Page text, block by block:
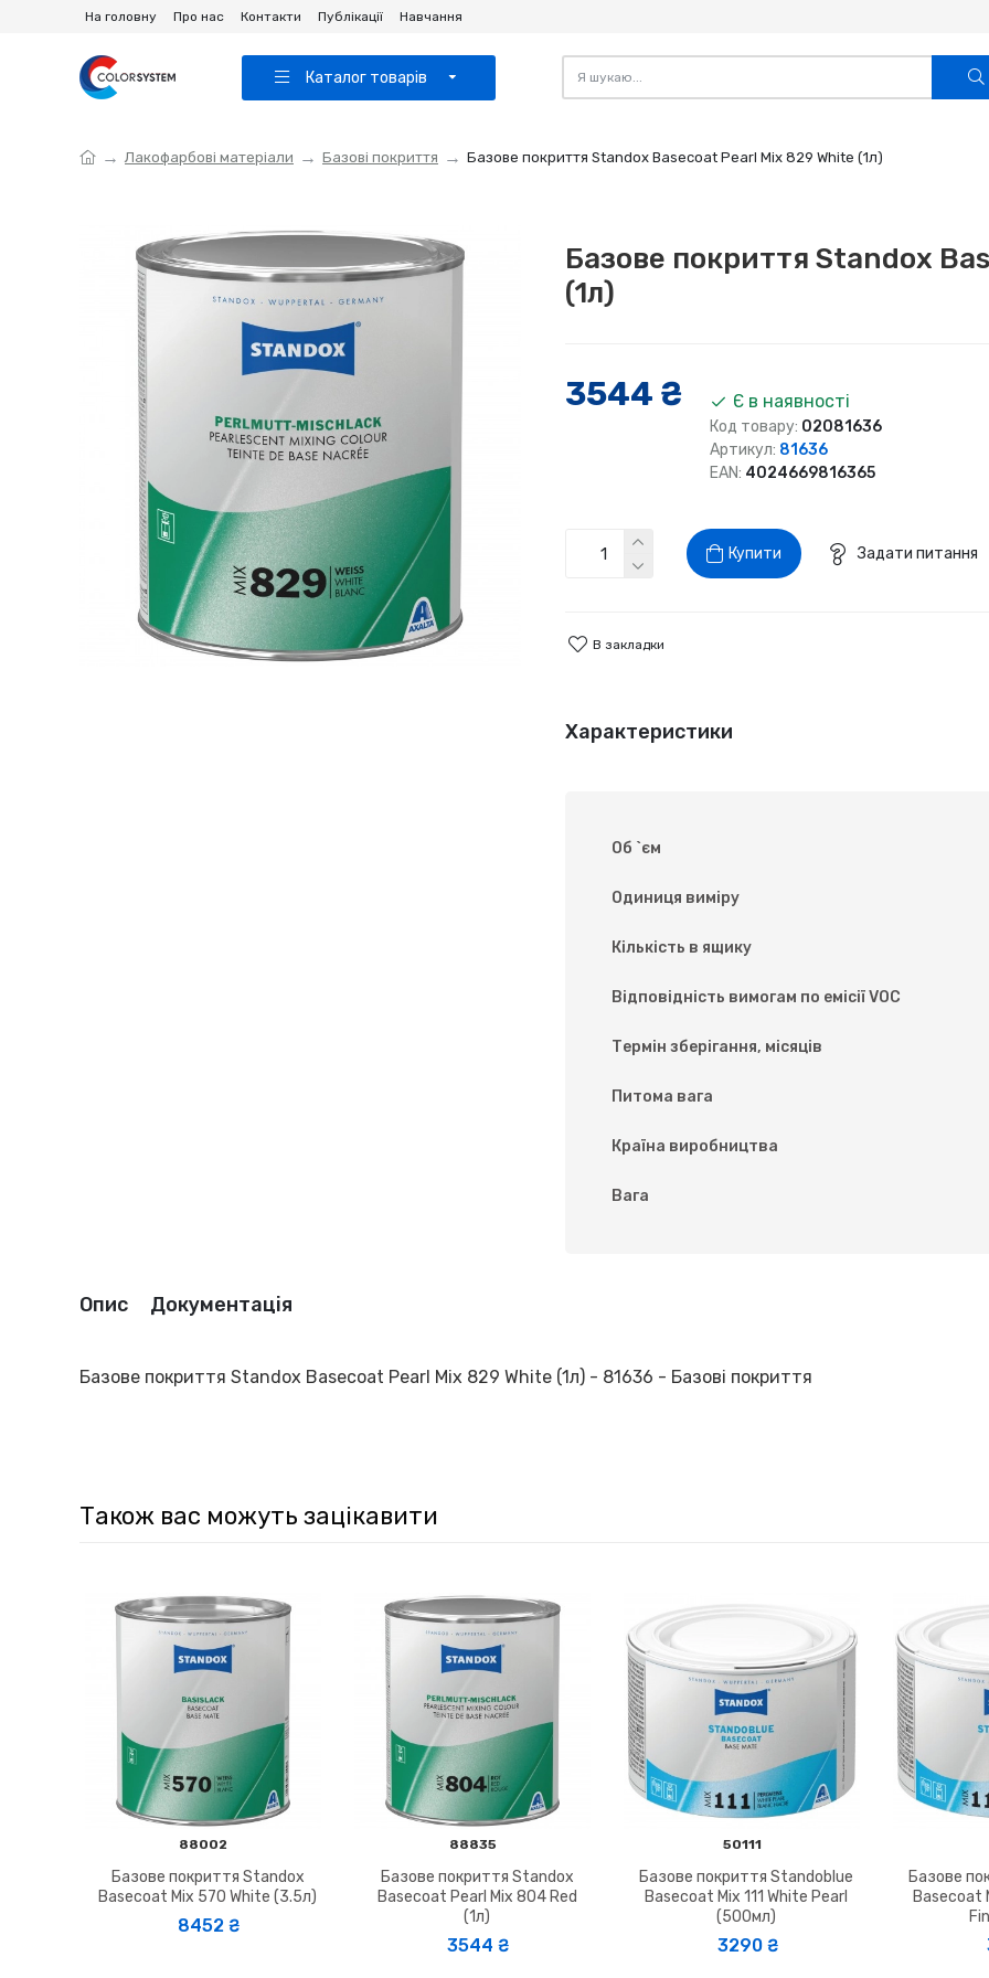
На головну Про нас Контакти Публікації Навчання
Каталог товарів
Лакофарбові матеріали Базові покриття Базове покриття Standox Basecoat Pearl Mix 829 White (1л)
Базове покриття Standox
(1л)
3544 ₴ Є в наявності
Код товару: 02081636
Артикул: 81636
EAN: 4024669816365
Купити Задати питання
В закладки
Характеристики
Об `єм
Одиниця виміру
Кількість в ящику
Відповідність вимогам по емісії VOC
Термін зберігання, місяців
Питома вага
Країна виробництва
Вага
Опис Документація
Базове покриття Standox Basecoat Pearl Mix 829 White (1л) - 81636 - Базові покриття
Також вас можуть зацікавити
88002
Базове покриття Standox
Basecoat Mix 570 White (3.5л)
8452 ₴
88835
Базове покриття Standox
Basecoat Pearl Mix 804 Red
(1л)
3544 ₴
50111
Базове покриття Standoblue
Basecoat Mix 111 White Pearl
(500мл)
3290 ₴
Базове
Basecoat